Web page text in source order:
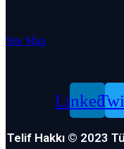
Site Map
Linkedin
Telif Hakkı © 2023